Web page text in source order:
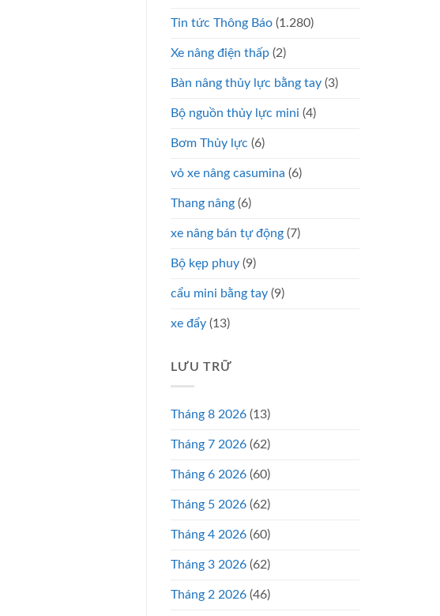
Tin tức Thông Báo (1.280)
Xe nâng điện thấp (2)
Bàn nâng thủy lực bằng tay (3)
Bộ nguồn thủy lực mini (4)
Bơm Thủy lực (6)
vỏ xe nâng casumina (6)
Thang nâng (6)
xe nâng bán tự động (7)
Bộ kẹp phuy (9)
cẩu mini bằng tay (9)
xe đẩy (13)
LƯU TRỮ
Tháng 8 2026 (13)
Tháng 7 2026 (62)
Tháng 6 2026 (60)
Tháng 5 2026 (62)
Tháng 4 2026 (60)
Tháng 3 2026 (62)
Tháng 2 2026 (46)